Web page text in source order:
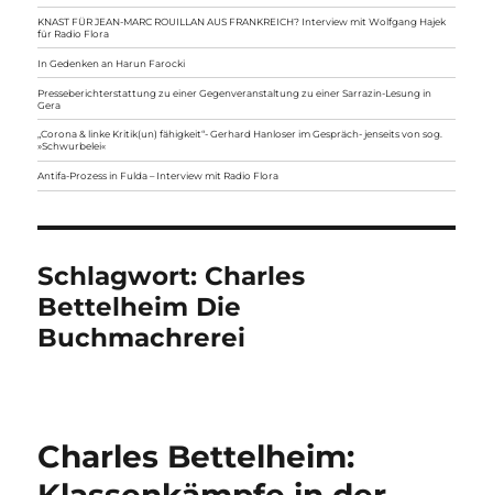
KNAST FÜR JEAN-MARC ROUILLAN AUS FRANKREICH? Interview mit Wolfgang Hajek
für Radio Flora
In Gedenken an Harun Farocki
Presseberichterstattung zu einer Gegenveranstaltung zu einer Sarrazin-Lesung in
Gera
„Corona & linke Kritik(un) fähigkeit“- Gerhard Hanloser im Gespräch- jenseits von sog.
»Schwurbelei«
Antifa-Prozess in Fulda – Interview mit Radio Flora
Schlagwort: Charles
Bettelheim Die
Buchmachrerei
Charles Bettelheim: